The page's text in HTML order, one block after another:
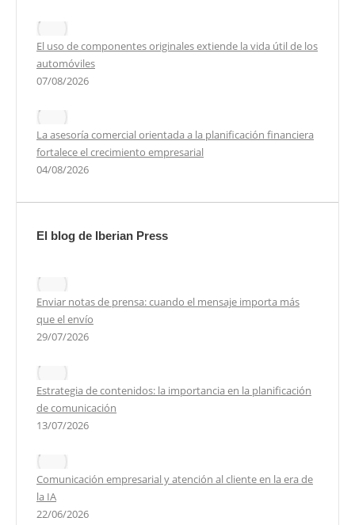
El uso de componentes originales extiende la vida útil de los
automóviles
07/08/2026
La asesoría comercial orientada a la planificación financiera
fortalece el crecimiento empresarial
04/08/2026
El blog de Iberian Press
Enviar notas de prensa: cuando el mensaje importa más
que el envío
29/07/2026
Estrategia de contenidos: la importancia en la planificación
de comunicación
13/07/2026
Comunicación empresarial y atención al cliente en la era de
la IA
22/06/2026